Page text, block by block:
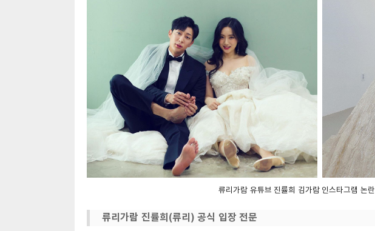
류리가람 유튜브 진률희 김가람 인스타그램 논란
류리가람 진률희(류리) 공식 입장 전문